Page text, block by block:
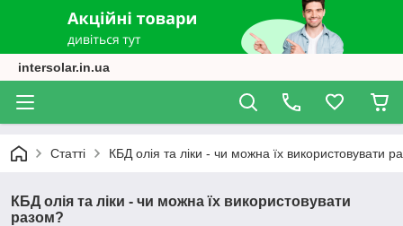
intersolar.in.ua
Статті КБД олія та ліки - чи можна їх використовувати
КБД олія та ліки - чи можна їх використовувати
разом?